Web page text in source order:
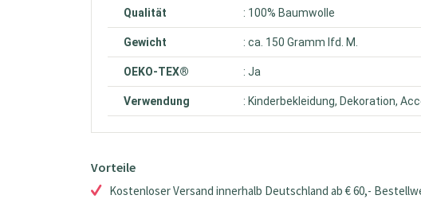
Qualität : 100% Baumwolle
Gewicht : ca. 150 Gramm lfd. M.
OEKO-TEX® : Ja
Verwendung : Kinderbekleidung, Dekoration,
Vorteile
Kostenloser Versand innerhalb Deutschland ab € 60,-